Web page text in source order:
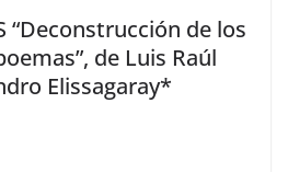
“Deconstrucción de los
de Luis Raúl
Elissagaray*